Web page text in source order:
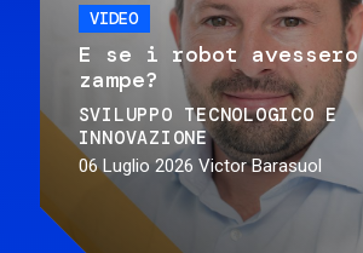
VIDEO
E se i robot
zampe?
SVILUPPO TECNOLOGICO E
INNOVAZIONE
06 Luglio 2026 Victor Barasuol